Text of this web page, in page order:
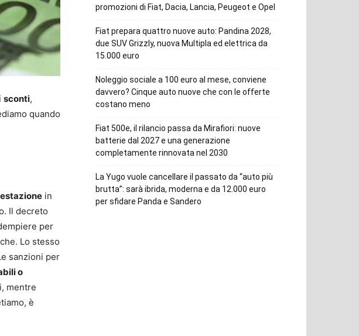
sconti,
quando
in
Il decreto
per
Lo stesso
sanzioni per
o
mentre
è
promozioni di Fiat, Dacia, Lancia, Peugeot e Opel
Fiat prepara quattro nuove auto: Pandina 2028,
due SUV Grizzly, nuova Multipla ed elettrica da
15.000 euro
Noleggio sociale a 100 euro al mese, conviene
davvero? Cinque auto nuove che con le offerte
costano meno
Fiat 500e, il rilancio passa da Mirafiori: nuove
batterie dal 2027 e una generazione
completamente rinnovata nel 2030
La Yugo vuole cancellare il passato da “auto più
brutta”: sarà ibrida, moderna e da 12.000 euro
per sfidare Panda e Sandero